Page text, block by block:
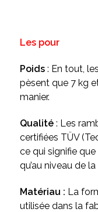
Les pour
Poids: En tout,
pèsent que 7 kg
manier.
Qualité : Les
certifiées TÜV
ce qui signifie
qu’au niveau de
Matériau : La
utilisée dans la